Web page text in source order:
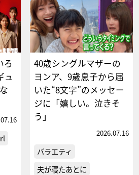
ろ
ュ
40歳シングルマザーの
ヨンア、9歳息子から届
いた“8文字”のメッセー
ジに「嬉しい。泣きそ
う」
2026.07.16
バラエティ
夫が寝たあとに